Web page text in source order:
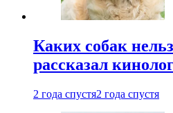
Каких собак
рассказал
2 года спустя2 года спустя